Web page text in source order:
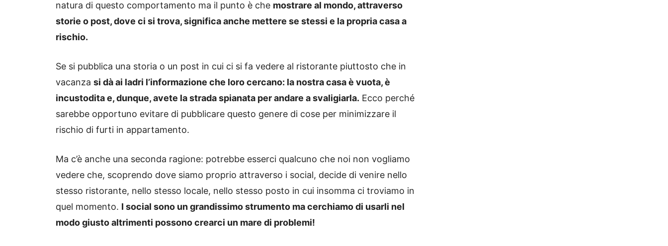
natura di questo comportamento ma il punto è che mostrare al mondo, attraverso
storie o post, dove ci si trova, significa anche mettere se stessi e la propria casa a
rischio.
Se si pubblica una storia o un post in cui ci si fa vedere al ristorante piuttosto che in
vacanza si dà ai ladri l’informazione che loro cercano: la nostra casa è vuota, è
incustodita e, dunque, avete la strada spianata per andare a svaligiarla. Ecco perché
sarebbe opportuno evitare di pubblicare questo genere di cose per minimizzare il
rischio di furti in appartamento.
Ma c’è anche una seconda ragione: potrebbe esserci qualcuno che noi non vogliamo
vedere che, scoprendo dove siamo proprio attraverso i social, decide di venire nello
stesso ristorante, nello stesso locale, nello stesso posto in cui insomma ci troviamo in
quel momento. I social sono un grandissimo strumento ma cerchiamo di usarli nel
modo giusto altrimenti possono crearci un mare di problemi!